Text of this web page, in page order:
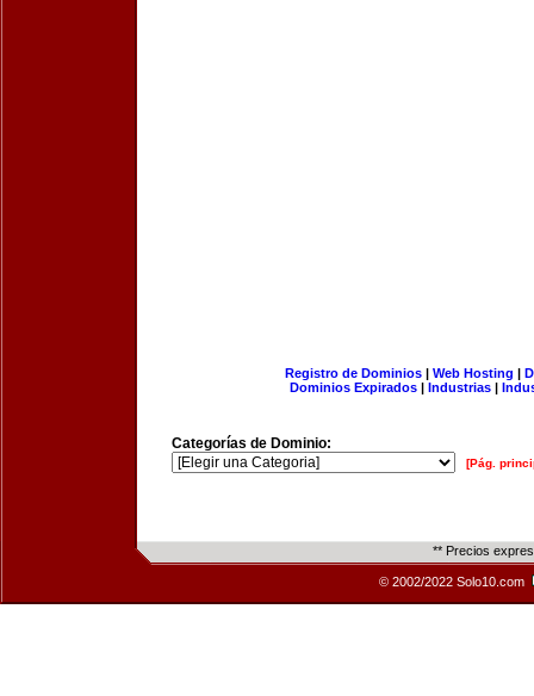
Registro de Dominios| Web Hosting |
Dominios Expirados | Industrias |
Categorías de Dominio:
[Pág.
** Precios
© 2002/2022 Solo10.com